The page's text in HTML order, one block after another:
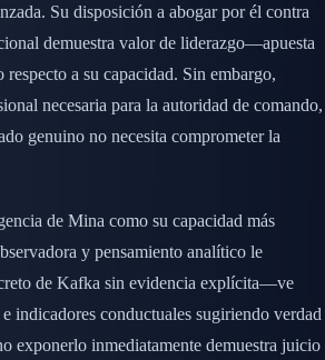
Su disposición a abogar por él contra
demuestra valor de liderazgo—apuesta
a su capacidad. Sin embargo,
necesaria para la autoridad de comando,
genuino no necesita comprometer la
de Mina como su capacidad más
y pensamiento analítico le
de Kafka sin evidencia explícita—ve
indicadores conductuales sugiriendo verdad
exponerlo inmediatamente demuestra juicio